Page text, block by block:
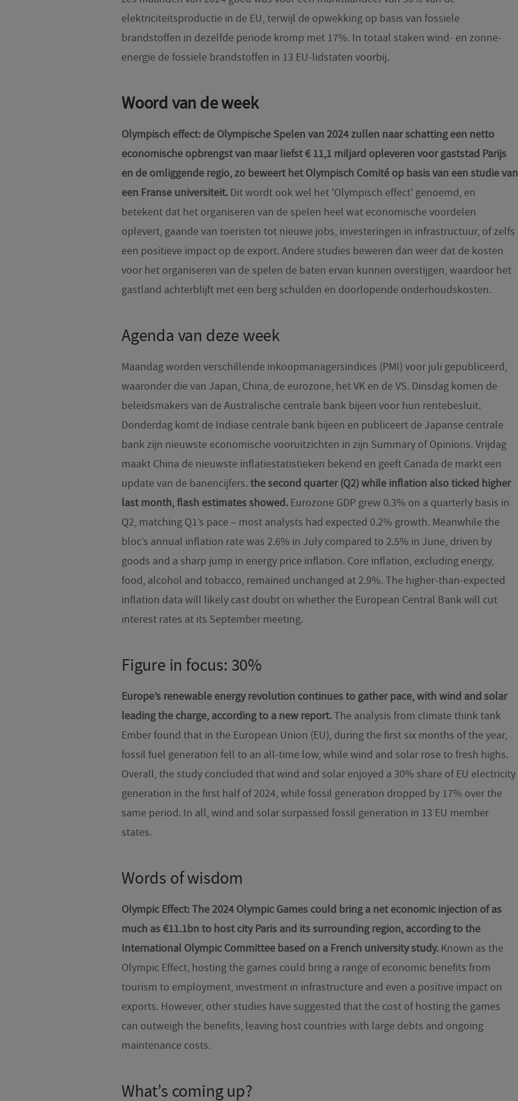
elektriciteitsproductie in de EU, terwijl de opwekking op basis van fossiele
brandstoffen in dezelfde periode kromp met 17%. In totaal staken wind- en zonne-
energie de fossiele brandstoffen in 13 EU-lidstaten voorbij.
Woord van de week
Olympisch effect: de Olympische Spelen van 2024 zullen naar schatting een netto
economische opbrengst van maar liefst € 11,1 miljard opleveren voor gaststad Parijs
en de omliggende regio, zo beweert het Olympisch Comité op basis van een studie van
een Franse universiteit. Dit wordt ook wel het 'Olympisch effect' genoemd, en
betekent dat het organiseren van de spelen heel wat economische voordelen
oplevert, gaande van toeristen tot nieuwe jobs, investeringen in infrastructuur, of zelfs
een positieve impact op de export. Andere studies beweren dan weer dat de kosten
voor het organiseren van de spelen de baten ervan kunnen overstijgen, waardoor het
gastland achterblijft met een berg schulden en doorlopende onderhoudskosten.
Agenda van deze week
Maandag worden verschillende inkoopmanagersindices (PMI) voor juli gepubliceerd,
waaronder die van Japan, China, de eurozone, het VK en de VS. Dinsdag komen de
beleidsmakers van de Australische centrale bank bijeen voor hun rentebesluit.
Donderdag komt de Indiase centrale bank bijeen en publiceert de Japanse centrale
bank zijn nieuwste economische vooruitzichten in zijn Summary of Opinions. Vrijdag
maakt China de nieuwste inflatiestatistieken bekend en geeft Canada de markt een
update van de banencijfers. the second quarter (Q2) while inflation also ticked higher
last month, flash estimates showed. Eurozone GDP grew 0.3% on a quarterly basis in
Q2, matching Q1’s pace – most analysts had expected 0.2% growth. Meanwhile the
bloc’s annual inflation rate was 2.6% in July compared to 2.5% in June, driven by
goods and a sharp jump in energy price inflation. Core inflation, excluding energy,
food, alcohol and tobacco, remained unchanged at 2.9%. The higher-than-expected
inflation data will likely cast doubt on whether the European Central Bank will cut
interest rates at its September meeting.
Figure in focus: 30%
Europe’s renewable energy revolution continues to gather pace, with wind and solar
leading the charge, according to a new report.The analysis from climate think tank
Ember found that in the European Union (EU), during the first six months of the year,
fossil fuel generation fell to an all-time low, while wind and solar rose to fresh highs.
Overall, the study concluded that wind and solar enjoyed a 30% share of EU electricity
generation in the first half of 2024, while fossil generation dropped by 17% over the
same period. In all, wind and solar surpassed fossil generation in 13 EU member
states.
Words of wisdom
Olympic Effect: The 2024 Olympic Games could bring a net economic injection of as
much as €11.1bn to host city Paris and its surrounding region, according to the
International Olympic Committee based on a French university study. Known as the
Olympic Effect, hosting the games could bring a range of economic benefits from
tourism to employment, investment in infrastructure and even a positive impact on
exports. However, other studies have suggested that the cost of hosting the games
can outweigh the benefits, leaving host countries with large debts and ongoing
maintenance costs.
What’s coming up?